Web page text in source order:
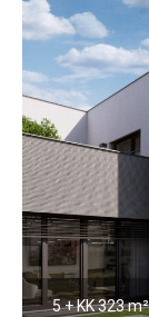
5 + KK323 m²